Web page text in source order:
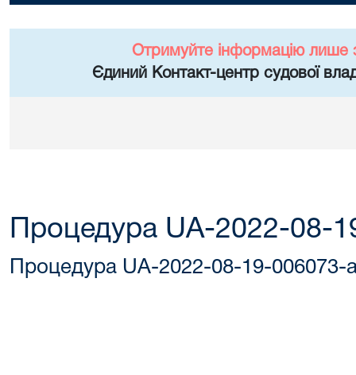
Отримуйте інформацію лише
Єдиний Контакт-центр судової
Процедура UA-2022-08-
Процедура UA-2022-08-19-006073-